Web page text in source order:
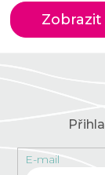
E-mail